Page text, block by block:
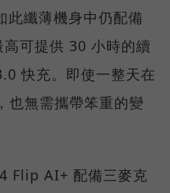
纖薄機身中仍配備
可提供 30 小時的續
快充。即使一整天在
也無需攜帶笨重的變
Flip AI+ 配備三麥克